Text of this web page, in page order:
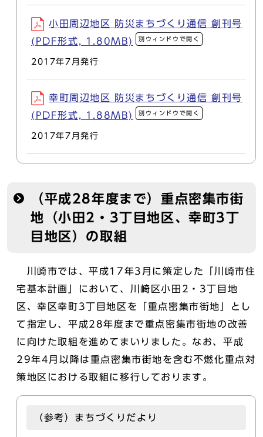
小田周辺地区 防災まちづくり通信 創刊号
(PDF形式, 1.80MB)
別ウィンドウで開く
2017年7月発行
幸町周辺地区 防災まちづくり通信 創刊号
(PDF形式, 1.88MB)
別ウィンドウで開く
2017年7月発行
（平成28年度まで）重点密集市街
地（小田2・3丁目地区、幸町3丁
目地区）の取組
川崎市では、平成17年3月に策定した「川崎市住
宅基本計画」において、川崎区小田2・3丁目地
区、幸区幸町3丁目地区を「重点密集市街地」とし
て指定し、平成28年度まで重点密集市街地の改善
に向けた取組を進めてまいりました。なお、平成
29年4月以降は重点密集市街地を含む不燃化重点対
策地区における取組に移行しております。
（参考）まちづくりだより